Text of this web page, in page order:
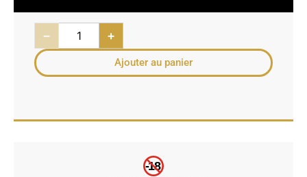
− +
Ajouter au panier
-18